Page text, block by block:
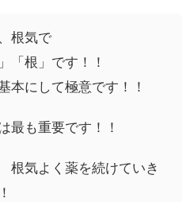
根気で
「根」です！！
本にして極意です！！
最も重要です！！
気よく薬を続けていき